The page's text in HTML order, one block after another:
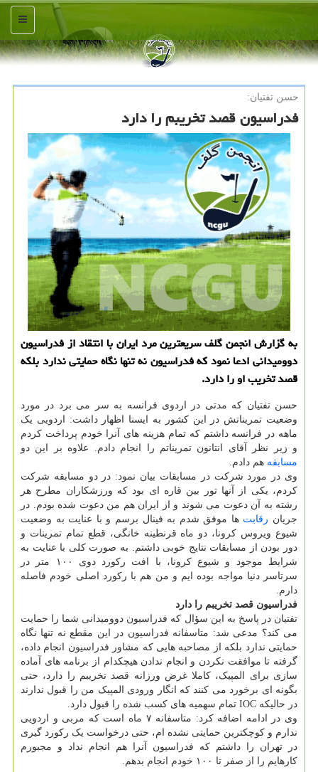
منو
حسن تفتیان:
فدراسیون قصد تخریبم را دارد
به گزارش انجمن گلف سریعترین مرد ایران با انتقاد از فدراسیون
دوومیدانی ادعا نمود كه فدراسیون نه تنها نگاه حمایتی ندارد بلكه
قصد تخریب او را دارد.
حسن تفتیان که مدتی در اردوی فرانسه به سر می برد در مورد
وضعیت تمریناتش در این کشور به ایسنا اظهار داشت: اردویی یک
ماهه در فرانسه داشتم که تمام هزینه های آنرا خودم پرداخت کردم
و زیر نظر آقای انتانون تمریناتم را انجام دادم. علاوه بر این دو
مسابقه هم دادم.
وی در مورد شرکت در مسابقات بیان نمود: در دو مسابقه شرکت
کردم، یکی از آنها تور بین قاره ای بود که ورزشکاران مطرح هر
رشته به آن دعوت می شوند و از ایران هم من دعوت شده بودم. در
جریان رقابت ها موفق شدم به فینال برسم و با عنایت به وضعیت
شیوع ویروس کرونا، دو ماه قرنطینه خانگی، قطع تمام تمرینات و
دور بودن از مسابقات نتایج خوبی داشتم. به صورت کلی با عنایت به
شرایط موجود و شیوع کرونا، با افت رکورد دوی ۱۰۰ متر در
سرتاسر دنیا مواجه بوده ایم و من هم با رکورد اصلی خودم فاصله
دارم.
فدراسیون قصد تخریبم را دارد
تفتیان در پاسخ به این سؤال که فدراسیون دوومیدانی شما را حمایت
می کند؟ مدعی شد: متاسفانه فدراسیون در این مقطع نه تنها نگاه
حمایتی ندارد بلکه از مصاحبه هایی که مشاور فدراسیون انجام داده،
گرفته تا موافقت نکردن و انجام ندادن هیچکدام از برنامه های آماده
سازی برای المپیک، کاملا غرض ورزانه قصد تخریبم را دارد، حتی
بگونه ای برخورد می کنند که انگار ورودی المپیک من را قبول ندارند
در حالیکه IOC تمام سهمیه های کسب شده را قبول دارد.
وی در ادامه اضافه کرد: متاسفانه ۷ ماه است که مربی و اردویی
ندارم و کوچکترین حمایتی نشده ام، حتی درخواست یک رکورد گیری
در تهران را داشتم که فدراسیون آنرا هم انجام نداد و مجبورم
کارهایم را از صفر تا ۱۰۰ خودم انجام بدهم.